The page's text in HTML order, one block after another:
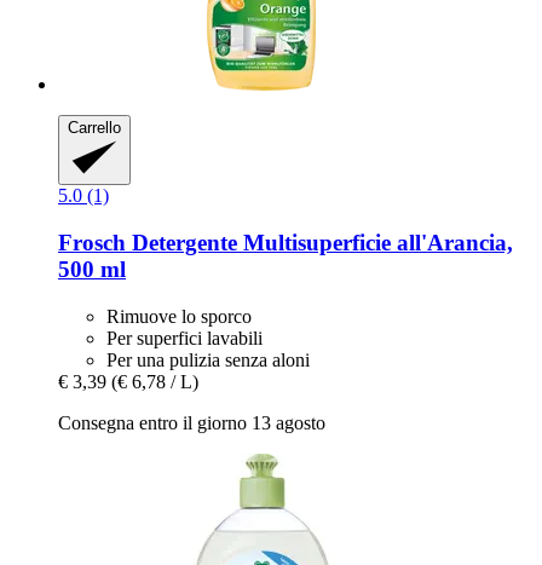
Carrello
5.0 (1)
Frosch Detergente Multisuperficie all'Arancia,
500 ml
Rimuove lo sporco
Per superfici lavabili
Per una pulizia senza aloni
€ 3,39 (€ 6,78 / L)
Consegna entro il giorno 13 agosto